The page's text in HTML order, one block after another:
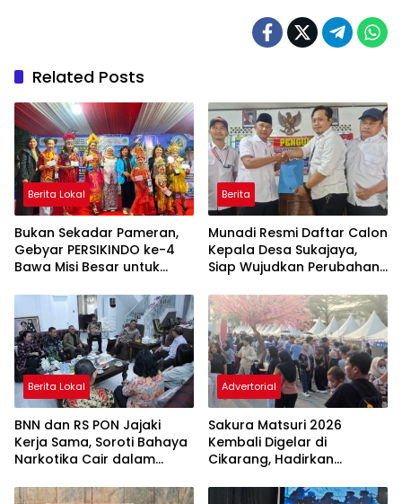
Related Posts
Berita Lokal
Bukan Sekadar Pameran,
Gebyar PERSIKINDO ke-4
Bawa Misi Besar untuk
Berita
Munadi Resmi Daftar Calon
Kepala Desa Sukajaya,
Siap Wujudkan Perubahan
Berita Lokal
BNN dan RS PON Jajaki
Kerja Sama, Soroti Bahaya
Narkotika Cair dalam
Advertorial
Sakura Matsuri 2026
Kembali Digelar di
Cikarang, Hadirkan
Indonesia dan Jepang